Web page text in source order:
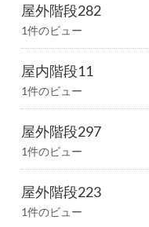
屋外階段282
1件のビュー
屋内階段11
1件のビュー
屋外階段297
1件のビュー
屋外階段223
1件のビュー